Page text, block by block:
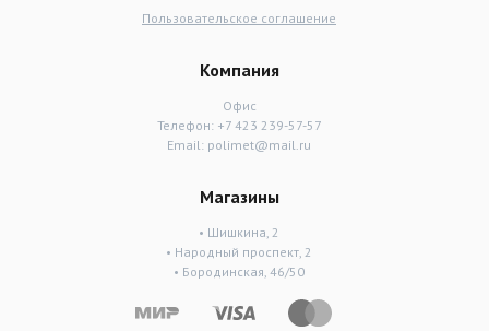
Пользовательское соглашение
Компания
Офис
Телефон: +7 423 239-57-57
Email: polimet@mail.ru
Магазины
• Шишкина, 2
• Народный проспект, 2
• Бородинская, 46/50